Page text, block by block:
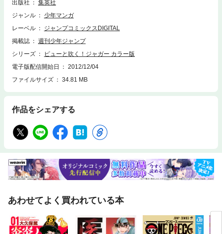
出版社
集英社
ジャンル
少年マンガ
レーベル
ジャンプコミックスDIGITAL
掲載誌
週刊少年ジャンプ
シリーズ
ピューと吹く！ジャガー カラー版
電子版配信開始日
2012/12/04
ファイルサイズ
34.81 MB
作品をシェアする
あわせてよく買われている本